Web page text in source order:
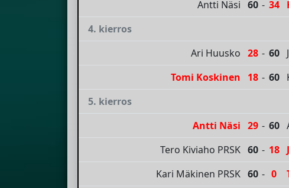
Antti Näsi 60 - 34
4. kierros
Ari Huusko 28 - 60
Tomi Koskinen
18 - 60
5. kierros
Antti Näsi 29 - 60
Tero Kiviaho PRSK 60 - 18
Kari Mäkinen PRSK 60 - 0